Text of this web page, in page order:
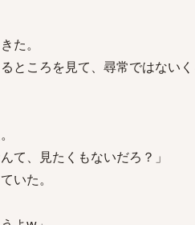
た。
ところを見て、尋常ではない
て、見たくもないだろ？」
いた。